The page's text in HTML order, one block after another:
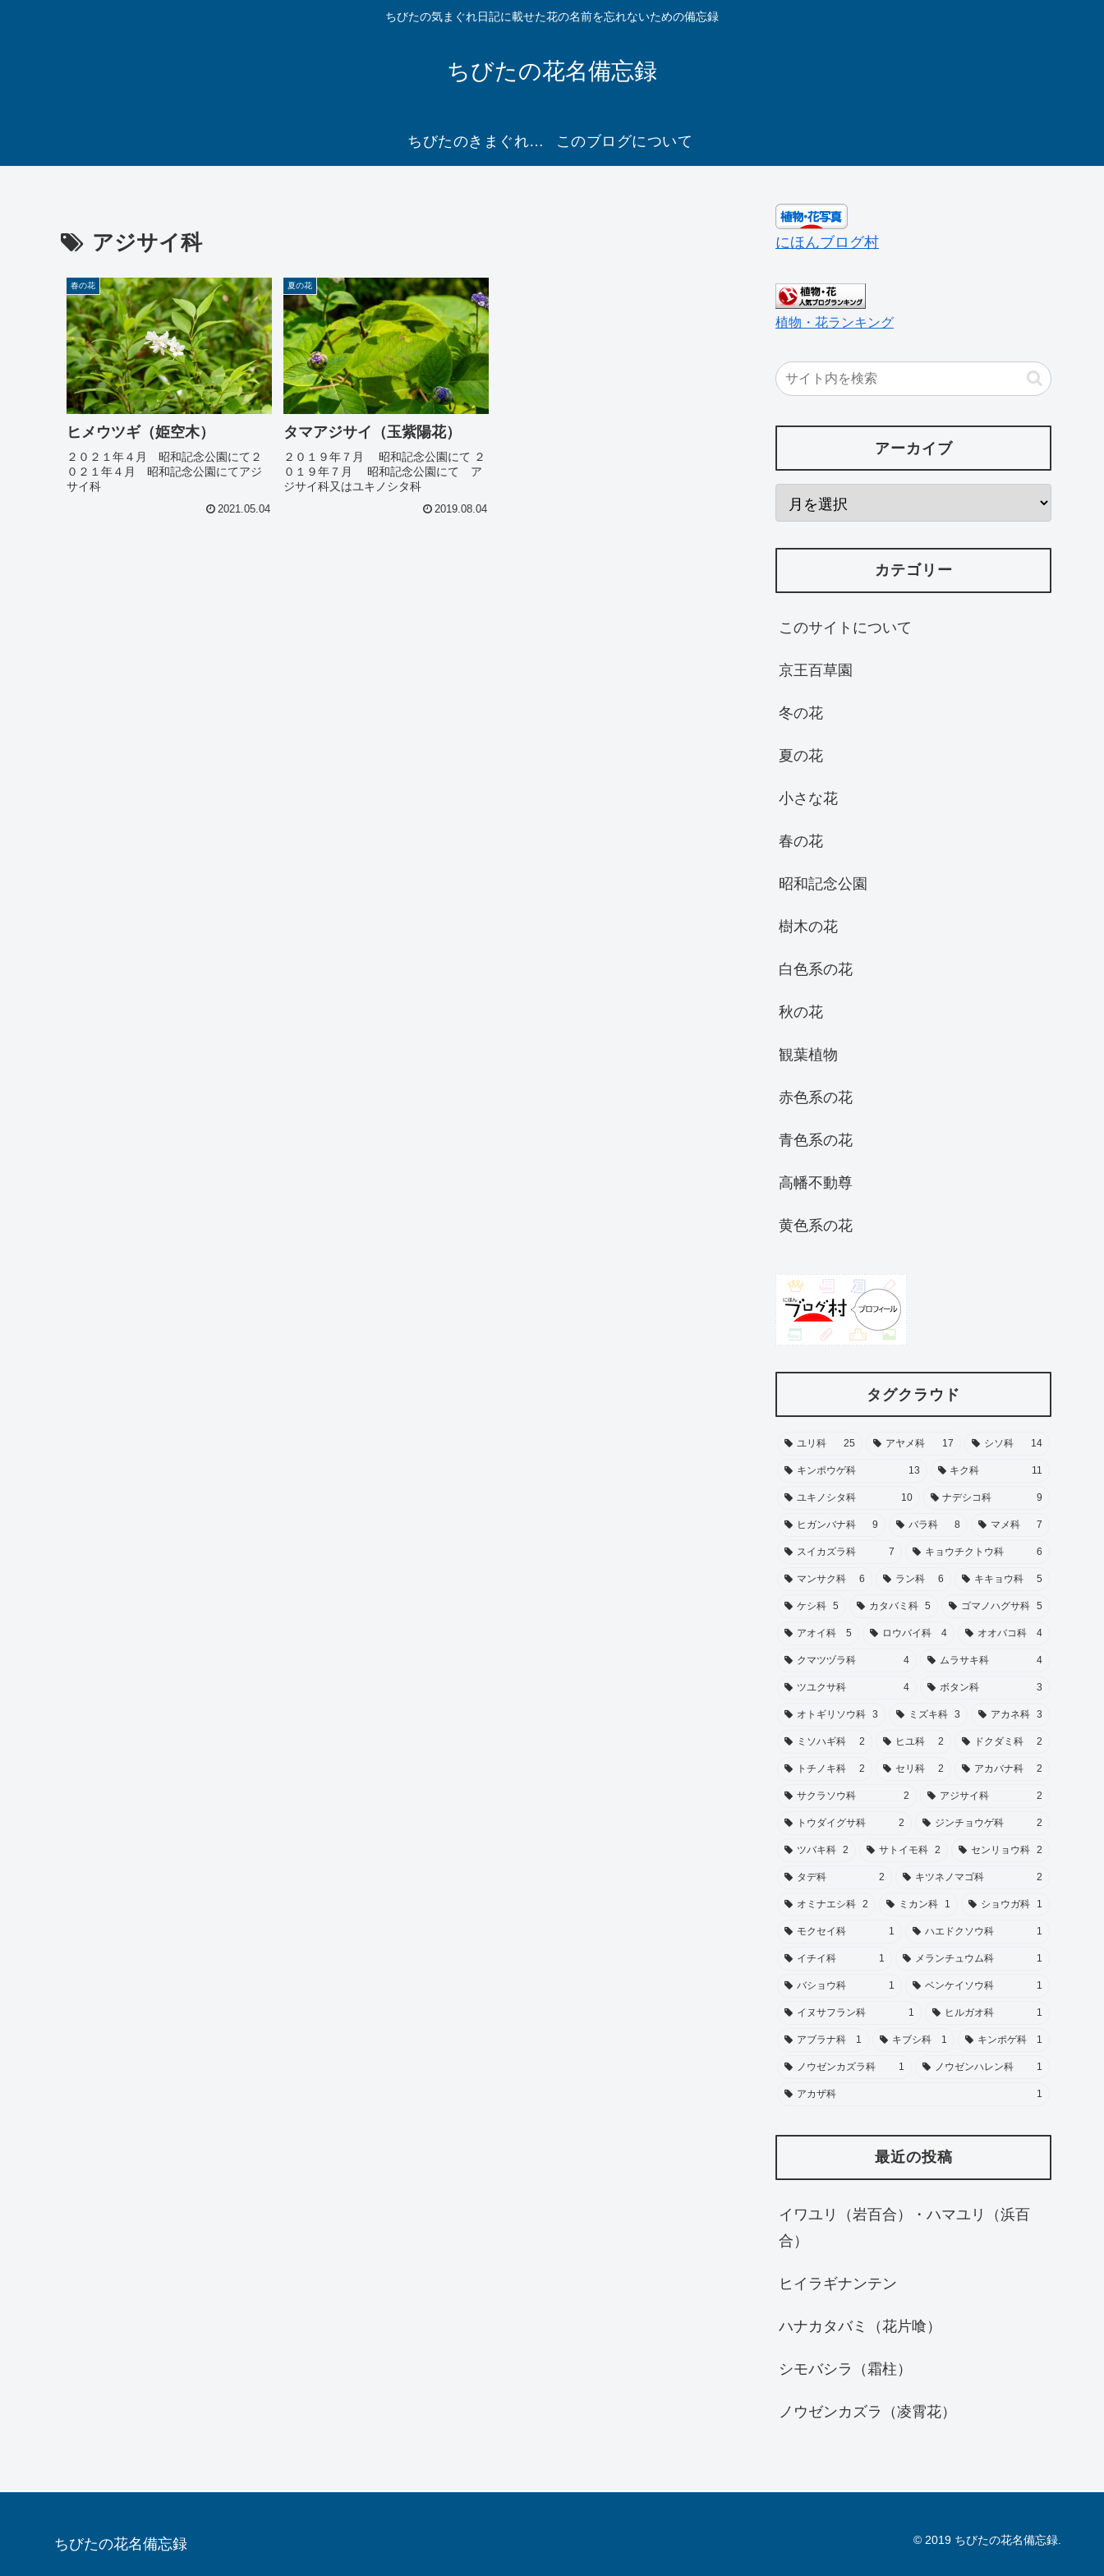
ちびたの気まぐれ日記に載せた花の名前を忘れないための備忘録
ちびたの花名備忘録
ちびたのきまぐれ日記２ に移動 このブログについて
アジサイ科
春の花
ヒメウツギ（姫空木）
２０２１年４月 昭和記念公園にて２
０２１年４月 昭和記念公園にてアジ
サイ科
2021.05.04
夏の花
タマアジサイ（玉紫陽花）
２０１９年７月 昭和記念公園にて ２
０１９年７月 昭和記念公園にて ア
ジサイ科又はユキノシタ科
2019.08.04
にほんブログ村
植物・花ランキング
アーカイブ
カテゴリー
このサイトについて
京王百草園
冬の花
夏の花
小さな花
春の花
昭和記念公園
樹木の花
白色系の花
秋の花
観葉植物
赤色系の花
青色系の花
高幡不動尊
黄色系の花
タグクラウド
ユリ科 25 アヤメ科 17 シソ科 14
キンポウゲ科 13 キク科 11
ユキノシタ科 10 ナデシコ科 9
ヒガンバナ科 9 バラ科 8 マメ科 7
スイカズラ科 7 キョウチクトウ科 6
マンサク科 6 ラン科 6 キキョウ科 5
ケシ科 5 カタバミ科 5 ゴマノハグサ科 5
アオイ科 5 ロウバイ科 4 オオバコ科 4
クマツヅラ科 4 ムラサキ科 4
ツユクサ科 4 ボタン科 3
オトギリソウ科 3 ミズキ科 3 アカネ科 3
ミソハギ科 2 ヒユ科 2 ドクダミ科 2
トチノキ科 2 セリ科 2 アカバナ科 2
サクラソウ科 2 アジサイ科 2
トウダイグサ科 2 ジンチョウゲ科 2
ツバキ科 2 サトイモ科 2 センリョウ科 2
タデ科 2 キツネノマゴ科 2
オミナエシ科 2 ミカン科 1 ショウガ科 1
モクセイ科 1 ハエドクソウ科 1
イチイ科 1 メランチュウム科 1
バショウ科 1 ベンケイソウ科 1
イヌサフラン科 1 ヒルガオ科 1
アブラナ科 1 キブシ科 1 キンポゲ科 1
ノウゼンカズラ科 1 ノウゼンハレン科 1
アカザ科 1
最近の投稿
イワユリ（岩百合）・ハマユリ（浜百
合）
ヒイラギナンテン
ハナカタバミ（花片喰）
シモバシラ（霜柱）
ノウゼンカズラ（凌霄花）
ちびたの花名備忘録 © 2019 ちびたの花名備忘録.